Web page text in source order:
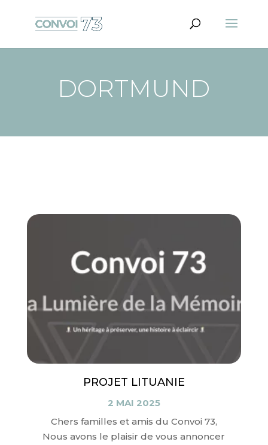
DORTMUND
PROJET LITUANIE
2 MAI 2025
Chers familles et amis du Convoi 73,
Nous avons le plaisir de vous annoncer